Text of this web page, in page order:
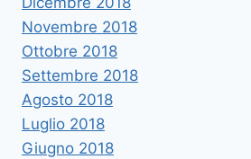
Novembre 2018
Ottobre 2018
Settembre 2018
Agosto 2018
Luglio 2018
Giugno 2018